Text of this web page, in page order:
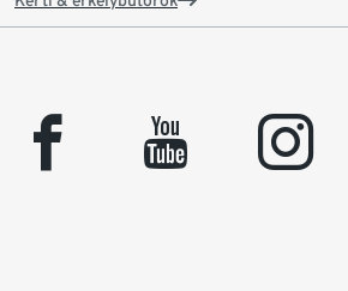
facebook youtube instagram